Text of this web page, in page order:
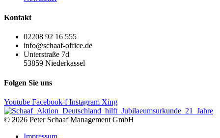
Kontakt
02208 92 16 555
info@schaaf-office.de
Unterstraße 7d
53859 Niederkassel
Folgen Sie uns
Youtube Facebook-f Instagram Xing
© 2026 Peter Schaaf Management GmbH
Impressum